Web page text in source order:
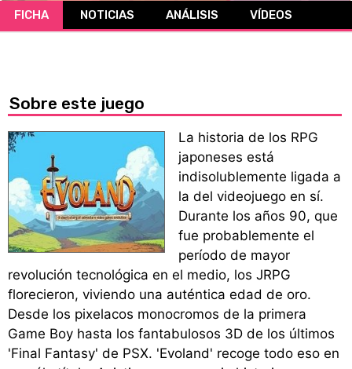
CÓMICS
FICHA NOTICIAS ANÁLISIS VÍDEOS
Sobre este juego
La historia de los RPG
japoneses está
indisolublemente ligada a
la del videojuego en sí.
Durante los años 90, que
fue probablemente el
período de mayor
revolución tecnológica en el medio, los JRPG
florecieron, viviendo una auténtica edad de oro.
Desde los pixelacos monocromos de la primera
Game Boy hasta los fantabulosos 3D de los últimos
'Final Fantasy' de PSX. 'Evoland' recoge todo eso en